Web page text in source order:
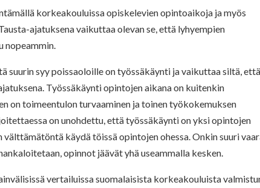
korkeakouluissa opiskelevien opintoaikoja ja myös
ajatuksena vaikuttaa olevan se, että lyhyempien
nopeammin.
suurin syy poissaoloille on työssäkäynti ja vaikuttaa siltä,
Työssäkäynti opintojen aikana on kuitenkin
on toimeentulon turvaaminen ja toinen työkokemuksen
on unohdettu, että työssäkäynti on yksi opintojen
käydä töissä opintojen ohessa. Onkin suuri
opinnot jäävät yhä useammalla kesken.
vertailuissa suomalaisista korkeakouluista